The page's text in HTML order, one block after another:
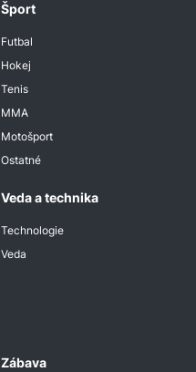
Šport
Futbal
Hokej
Tenis
MMA
Motošport
Ostatné
Veda a technika
Technologie
Veda
Zábava